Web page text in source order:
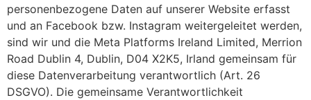
personenbezogene Daten auf unserer Website erfasst
und an Facebook bzw. Instagram weitergeleitet werden,
sind wir und die Meta Platforms Ireland Limited, Merrion
Road Dublin 4, Dublin, D04 X2K5, Irland gemeinsam für
diese Datenverarbeitung verantwortlich (Art. 26
DSGVO). Die gemeinsame Verantwortlichkeit